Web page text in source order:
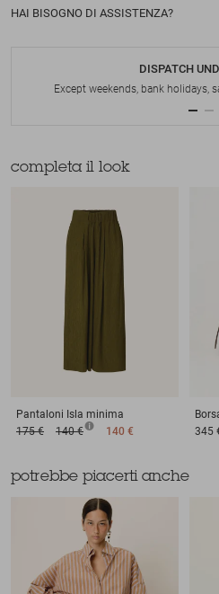
HAI BISOGNO DI ASSISTENZA?
DISPATCH
Except weekends, bank holidays,
completa il look
Pantaloni Isla minima
175 €
140 € 140 €
345
potrebbe piacerti anche